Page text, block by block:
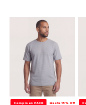
Compra en PACK Hasta 15% Off